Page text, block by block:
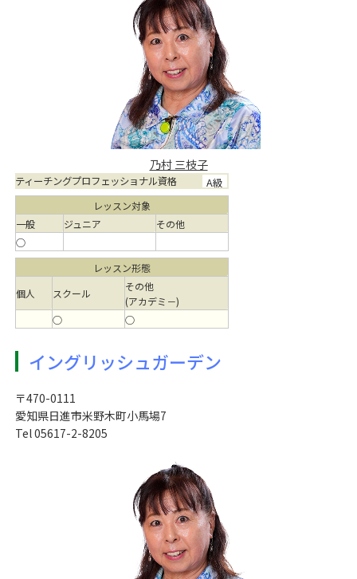
乃村 三枝子
ティーチングプロフェッショナル資格 A級
レッスン対象
一般
ジュニア
その他
○
レッスン形態
個人
スクール
その他
(アカデミ－)
○
○
イングリッシュガーデン
〒470-0111
愛知県日進市米野木町小馬場7
Tel 05617-2-8205